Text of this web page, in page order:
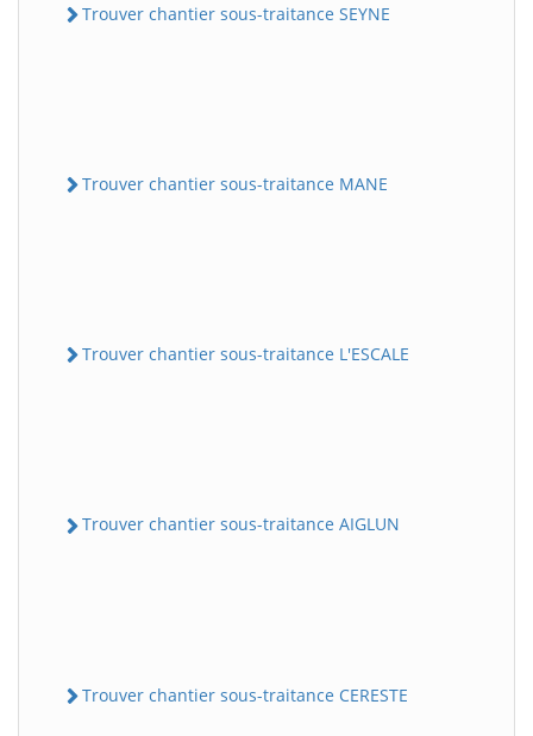
Trouver chantier sous-traitance SEYNE
Trouver chantier sous-traitance MANE
Trouver chantier sous-traitance L'ESCALE
Trouver chantier sous-traitance AIGLUN
Trouver chantier sous-traitance CERESTE